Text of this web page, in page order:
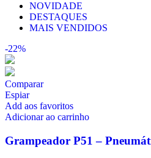
NOVIDADE
DESTAQUES
MAIS VENDIDOS
-22%
Comparar
Espiar
Add aos favoritos
Adicionar ao carrinho
Grampeador P51 –